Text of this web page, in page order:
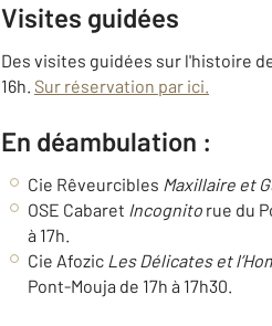
Visites guidées
Des visites guidées sur l'histoire
16h. Sur réservation par ici.
En déambulation :
Cie Rêveurcibles Maxillaire et
OSE Cabaret Incognito rue du
à 17h.
Cie Afozic Les Délicates et
Pont-Mouja de 17h à 17h30.